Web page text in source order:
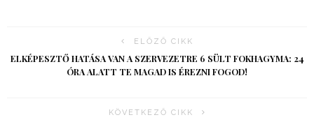
ELŐZŐ CIKK
ELKÉPESZTŐ HATÁSA VAN A SZERVEZETRE 6 SÜLT FOKHAGYMA: 24
ÓRA ALATT TE MAGAD IS ÉREZNI FOGOD!
KÖVETKEZŐ CIKK